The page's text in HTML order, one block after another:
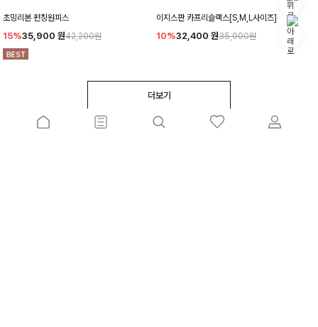
초밍리본 펀칭원피스
15%35,900 원42,200원
이지스판 카프리슬랙스[S,M,L사이즈]
10%32,400 원35,900원
더보기